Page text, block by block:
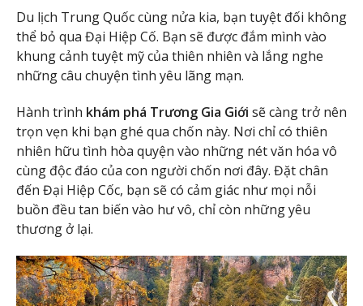
Du lịch Trung Quốc cùng nửa kia, bạn tuyệt đối không
thể bỏ qua Đại Hiệp Cố. Bạn sẽ được đắm mình vào
khung cảnh tuyệt mỹ của thiên nhiên và lắng nghe
những câu chuyện tình yêu lãng mạn.
Hành trình khám phá Trương Gia Giới sẽ càng trở nên
trọn vẹn khi bạn ghé qua chốn này. Nơi chỉ có thiên
nhiên hữu tình hòa quyện vào những nét văn hóa vô
cùng độc đáo của con người chốn nơi đây. Đặt chân
đến Đại Hiệp Cốc, bạn sẽ có cảm giác như mọi nỗi
buồn đều tan biến vào hư vô, chỉ còn những yêu
thương ở lại.